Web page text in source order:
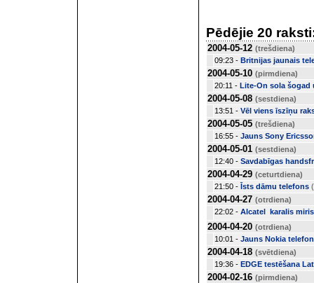
Pēdējie 20
2004-05-12 (trešdiena)
09:23 - Britnijas jaunais
2004-05-10 (pirmdiena)
20:11 - Lite-On sola šogad
2004-05-08 (sestdiena)
13:51 - Vēl viens īszīņu
2004-05-05 (trešdiena)
16:55 - Jauns Sony
2004-05-01 (sestdiena)
12:40 - Savdabīgas
2004-04-29 (ceturtdiena)
21:50 - Īsts dāmu telefons
2004-04-27 (otrdiena)
22:02 - Alcatel  karalis
2004-04-20 (otrdiena)
10:01 - Jauns Nokia
2004-04-18 (svētdiena)
19:36 - EDGE testēšana
2004-02-16 (pirmdiena)